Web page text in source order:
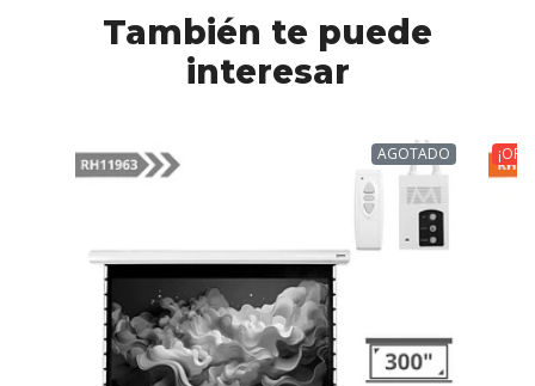
También te puede
interesar
AGOTADO